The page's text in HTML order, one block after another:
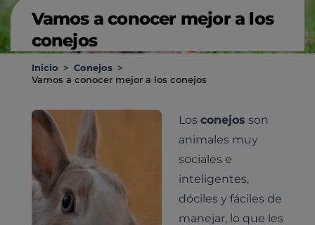
Vamos a conocer mejor a los
conejos
Inicio > Conejos >
Vamos a conocer mejor a los conejos
Losconejos son
animales muy
sociales e
inteligentes,
dóciles y fáciles de
manejar, lo que les